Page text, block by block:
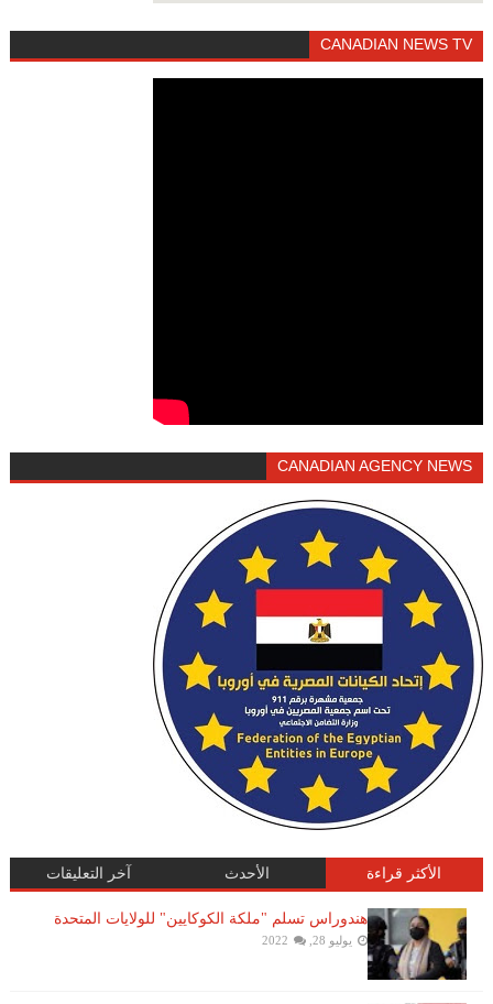
CANADIAN NEWS TV
CANADIAN AGENCY NEWS
الأكثر قراءة الأحدث آخر التعليقات
هندوراس تسلم "ملكة الكوكايين" للولايات المتحدة
يوليو 28, 2022